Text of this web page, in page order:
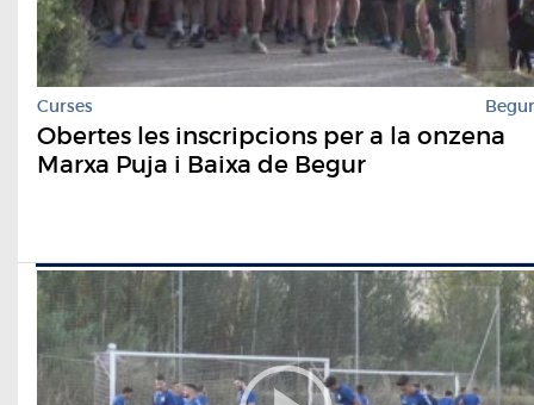
Curses Begur
Obertes les inscripcions per a la onzena
Marxa Puja i Baixa de Begur